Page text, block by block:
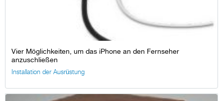
Vier Möglichkeiten, um das iPhone an den Fernseher
anzuschließen
Installation der Ausrüstung